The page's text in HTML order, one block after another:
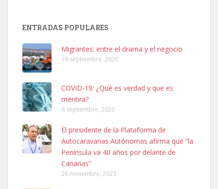
Adopción urgente
hembra, 4 años. Por motivos personales ...
Leales.org » Gran Canaria | 6.7.2025
SHIBA PERDIDO AVDA JOSE MESA Y LOPEZ
PERRO MACHO RAZA SHIBA CON MICROCHIP PERDIDO HOY
06/07/2025 ZONA MESA Y LOPEZ. ES MUY ASUSTADIZO
Leales.org » Gran Canaria | 6.7.2025
ENTRADAS POPULARES
Migrantes: entre el drama y el negocio
19 septiembre, 2020
COVID-19: ¿Qué es verdad y que es
mentira?
6 septiembre, 2020
El presidente de la Plataforma de
Autocaravanas Autónomas afirma que “la
Península va 40 años por delante de
Canarias”
26 noviembre, 2023